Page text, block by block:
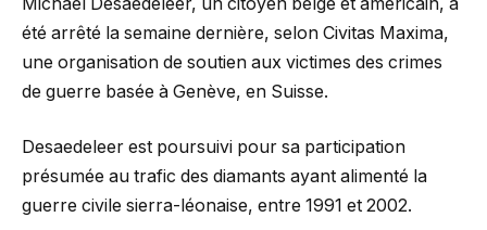
été arrêté la semaine dernière, selon Civitas Maxima,
une organisation de soutien aux victimes des crimes
de guerre basée à Genève, en Suisse.
Desaedeleer est poursuivi pour sa participation
présumée au trafic des diamants ayant alimenté la
guerre civile sierra-léonaise, entre 1991 et 2002.